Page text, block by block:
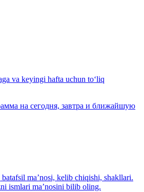
va keyingi hafta uchun to‘liq
на сегодня, завтра и ближайшую
ma’nosi, kelib chiqishi, shakllari.
ismlari ma’nosini bilib oling.